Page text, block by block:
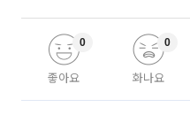
좋아요
0
화나요
0